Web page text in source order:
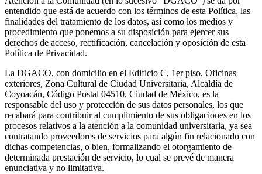
entendido que está de acuerdo con los términos de esta Política, las
finalidades del tratamiento de los datos, así como los medios y
procedimiento que ponemos a su disposición para ejercer sus
derechos de acceso, rectificación, cancelación y oposición de esta
Política de Privacidad.
La DGACO, con domicilio en el Edificio C, 1er piso, Oficinas
exteriores, Zona Cultural de Ciudad Universitaria, Alcaldía de
Coyoacán, Código Postal 04510, Ciudad de México, es la
responsable del uso y protección de sus datos personales, los que
recabará para contribuir al cumplimiento de sus obligaciones en los
procesos relativos a la atención a la comunidad universitaria, ya sea
contratando proveedores de servicios para algún fin relacionado con
dichas competencias, o bien, formalizando el otorgamiento de
determinada prestación de servicio, lo cual se prevé de manera
enunciativa y no limitativa.